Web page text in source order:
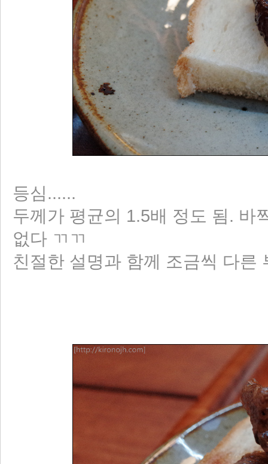
등심......
두께가 평균의 1.5배 정도 됨. 바
없다 ㄲㄲ
친절한 설명과 함께 조금씩 다른